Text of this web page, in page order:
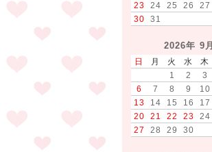
23
24 25 26 27
30
31
2026年 9月
日 月 火 水 木
1
2 3
6
7 8 9 10
13
14 15 16 17
20
21 22 23 24
27
28 29 30